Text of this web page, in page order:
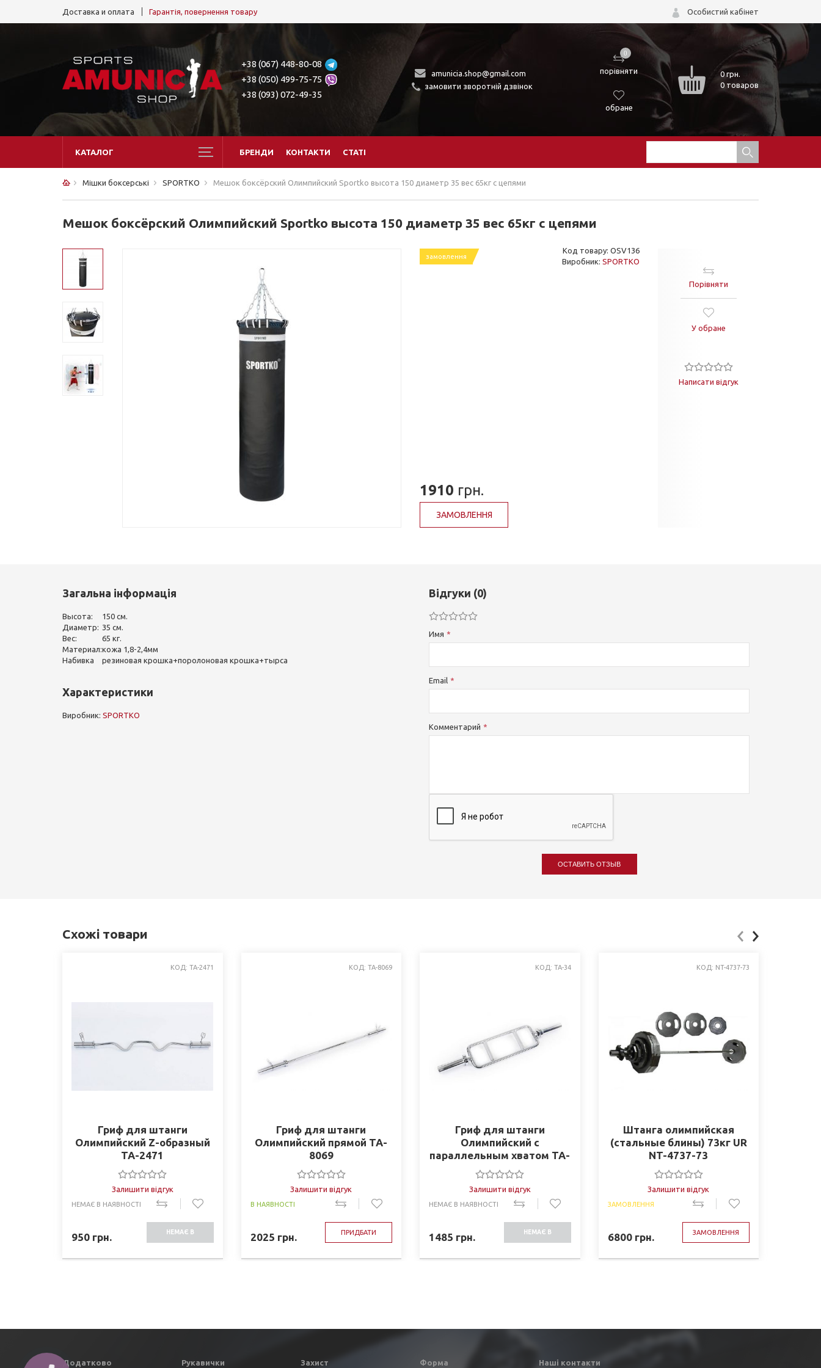
Доставка и оплата Гарантія, повернення товару Особистий кабінет
+38 (067) 448-80-08
+38 (050) 499-75-75
+38 (093) 072-49-35
amunicia.shop@gmail.com
замовити зворотній дзвінок
0
порівняти
обране
0грн.
0 товаров
КАТАЛОГ БРЕНДИ КОНТАКТИ СТАТІ
Мішки боксерські SPORTKO Мешок боксёрский Олимпийский Sportko высота 150 диаметр 35 вес 65кг с цепями
Мешок боксёрский Олимпийский Sportko высота 150 диаметр 35 вес 65кг с цепями
замовлення
Код товару: OSV136
Виробник: SPORTKO
1910 грн.
ЗАМОВЛЕННЯ
Порівняти
У обране
Написати відгук
Загальна інформація
Высота:
150 см.
Диаметр: 35 см.
Вес:
65 кг.
Материал:кожа 1,8-2,4мм
Набивка
резиновая крошка+поролоновая крошка+тырса
Характеристики
Виробник: SPORTKO
Відгуки (0)
Имя
Email
Комментарий
ОСТАВИТЬ ОТЗЫВ
Схожі товари
КОД: TA-2471
Гриф для штанги
Олимпийский Z-образный
TA-2471
Залишити відгук
НЕМАЄ В НАЯВНОСТІ
950 грн. НЕМАЄ В
КОД: TA-8069
Гриф для штанги
Олимпийский прямой TA-
8069
Залишити відгук
В НАЯВНОСТІ
2025 грн. ПРИДБАТИ
КОД: TA-34
Гриф для штанги
Олимпийский с
параллельным хватом TA-
34 (l-0,86м, d-50мм, вес
10кг)
Залишити відгук
НЕМАЄ В НАЯВНОСТІ
1485 грн. НЕМАЄ В
КОД: NT-4737-73
Штанга олимпийская
(стальные блины) 73кг UR
NT-4737-73
Залишити відгук
ЗАМОВЛЕННЯ
6800грн. ЗАМОВЛЕННЯ
Додатково Рукавички Захист Форма Наші контакти